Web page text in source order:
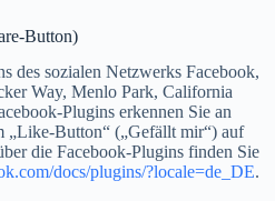
Button)
des sozialen Netzwerks Facebook,
Way, Menlo Park, California
Plugins erkennen Sie an
„Like-Button“ („Gefällt mir“) auf
die Facebook-Plugins finden Sie
docs/plugins/?locale=de_DE.